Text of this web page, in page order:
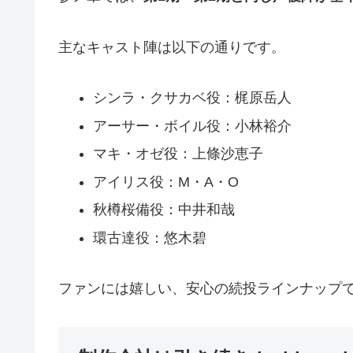
主なキャスト陣は以下の通りです。
シンラ・クサカベ役：梶原岳人
アーサー・ボイル役：小林裕介
マキ・オゼ役：上條沙恵子
アイリス役：M・A・O
秋樽桜備役：中井和哉
環古達役：悠木碧
ファンには嬉しい、安心の続投ラインナップ